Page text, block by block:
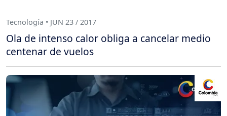
Tecnología • JUN 23 / 2017
Ola de intenso calor obliga a cancelar medio
centenar de vuelos